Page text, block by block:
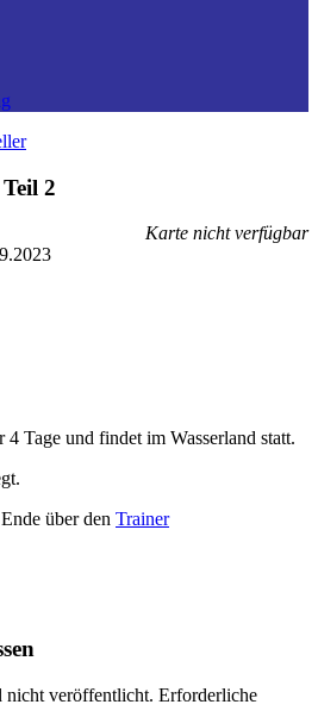
2
Karte nicht verfügbar
Tage und findet im Wasserland statt.
über den Trainer
veröffentlicht. Erforderliche